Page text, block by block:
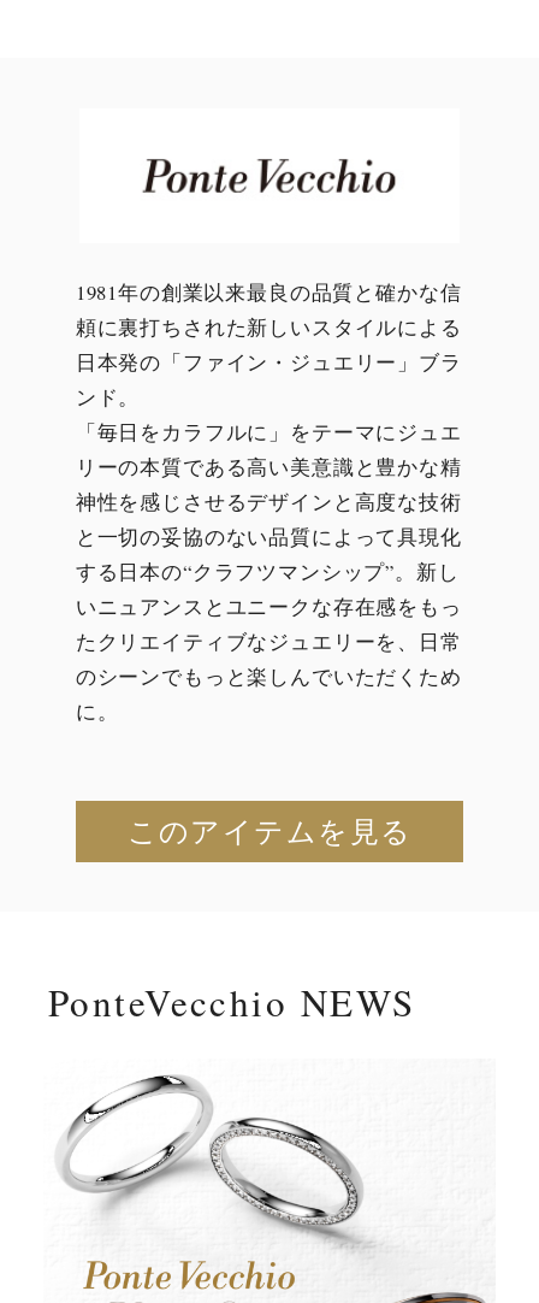
1981年の創業以来最良の品質と確かな信
頼に裏打ちされた新しいスタイルによる
日本発の「ファイン・ジュエリー」ブラ
ンド。
「毎日をカラフルに」をテーマにジュエ
リーの本質である高い美意識と豊かな精
神性を感じさせるデザインと高度な技術
と一切の妥協のない品質によって具現化
する日本の“クラフツマンシップ”。新し
いニュアンスとユニークな存在感をもっ
たクリエイティブなジュエリーを、日常
のシーンでもっと楽しんでいただくため
に。
このアイテムを見る
PonteVecchio NEWS